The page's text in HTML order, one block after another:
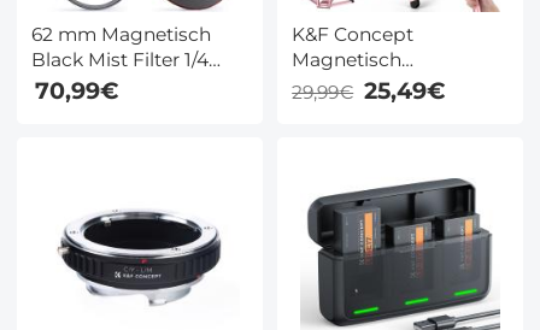
62 mm Magnetisch
Black Mist Filter 1/4
Lens Filter Voor
Speciale Effecten HD
Antireflectie Nano Xcel
Serie
70,99€
K&F Concept
Magnetisch
Telefoonstatief 23N
Sterke MagSafe Mini
Zak Selfie Stick
Compatibel met
iPhone 17 16 15 14 13 12
Serie (Roze)
29,99€ 25,49€